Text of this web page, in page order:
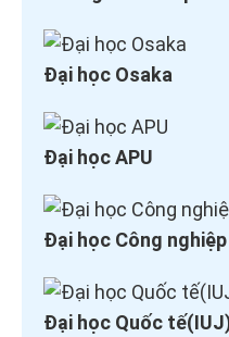
Đại học Osaka
Đại học APU
Đại học Công
Đại học Quốc